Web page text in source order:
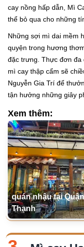
cay nồng hấp dẫn, Mì
thể bỏ qua cho những
Những sợi mì dai mềm
quyện trong hương
đặc trưng. Thực đơn đa
mì cay thập cẩm sẽ
Nguyễn Gia Trí để
tận hưởng những giây
Xem thêm:
quán nhậu tại
Thạnh